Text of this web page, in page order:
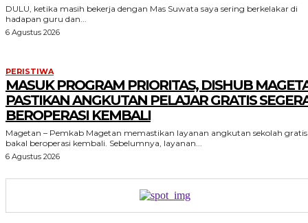
DULU, ketika masih bekerja dengan Mas Suwata saya sering berkelakar di
hadapan guru dan...
6 Agustus 2026
PERISTIWA
MASUK PROGRAM PRIORITAS, DISHUB
PASTIKAN ANGKUTAN PELAJAR GRATIS
BEROPERASI KEMBALI
Magetan – Pemkab Magetan memastikan layanan angkutan sekolah gratis
bakal beroperasi kembali. Sebelumnya, layanan...
6 Agustus 2026